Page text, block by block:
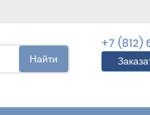
Найти
+7